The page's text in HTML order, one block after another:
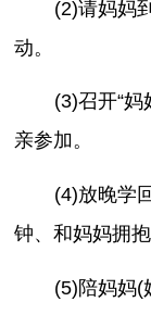
(2)请妈妈
动。
(3)召开“
亲参加。
(4)放晚学
钟、和妈妈拥
(5)陪妈妈(